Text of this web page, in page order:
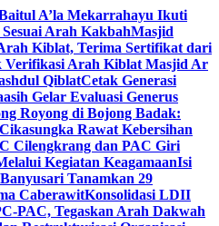
A’la Mekarrahayu Ikuti
Arah KakbahMasjid
Kiblat, Terima Sertifikat dari
Verifikasi Arah Kiblat Masjid Ar
QiblatCetak Generasi
Gelar Evaluasi Generus
Royong di Bojong Badak:
Rawat Kebersihan
Cilengkrang dan PAC Giri
Kegiatan KeagamaanIsi
Tanamkan 29
CaberawitKonsolidasi LDII
PAC, Tegaskan Arah Dakwah